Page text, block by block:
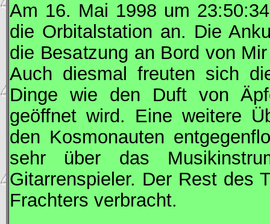
Am 16. Mai 1998 um
die Orbitalstation an. Die
die Besatzung an Bord von Mir
Auch diesmal freuten sich
Dinge wie den Duft von
geöffnet wird. Eine weitere
den Kosmonauten
sehr über das
Gitarrenspieler. Der Rest des
Frachters verbracht.